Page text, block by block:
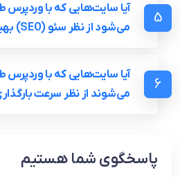
5
آیا سایت‌هایی که با وردپرس
می‌شود از نظر سئو (SEO) بهینه هستند؟
6
آیا سایت‌هایی که با وردپرس
می‌شوند از نظر سرعت
پاسخگوی شما هستیم